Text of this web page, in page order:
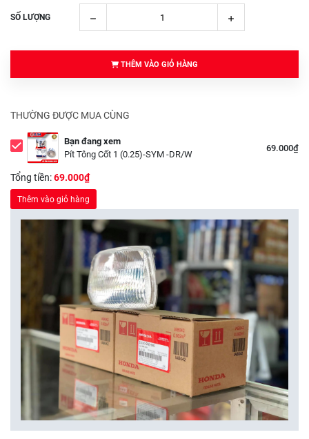
SỐ LƯỢNG
THÊM VÀO GIỎ HÀNG
THƯỜNG ĐƯỢC MUA CÙNG
Bạn đang xem
Pít Tông Cốt 1 (0.25)-SYM -DR/W
69.000₫
Tổng tiền:69.000₫
Thêm vào giỏ hàng